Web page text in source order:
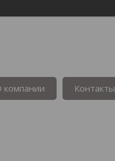
компании Контакты